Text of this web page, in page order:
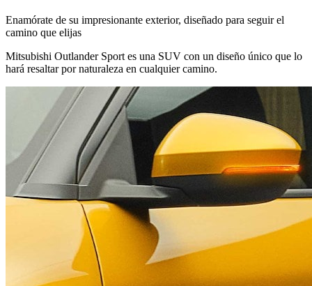
Enamórate de su impresionante exterior, diseñado para seguir el
camino que elijas
Mitsubishi Outlander Sport es una SUV con un diseño único que lo
hará resaltar por naturaleza en cualquier camino.